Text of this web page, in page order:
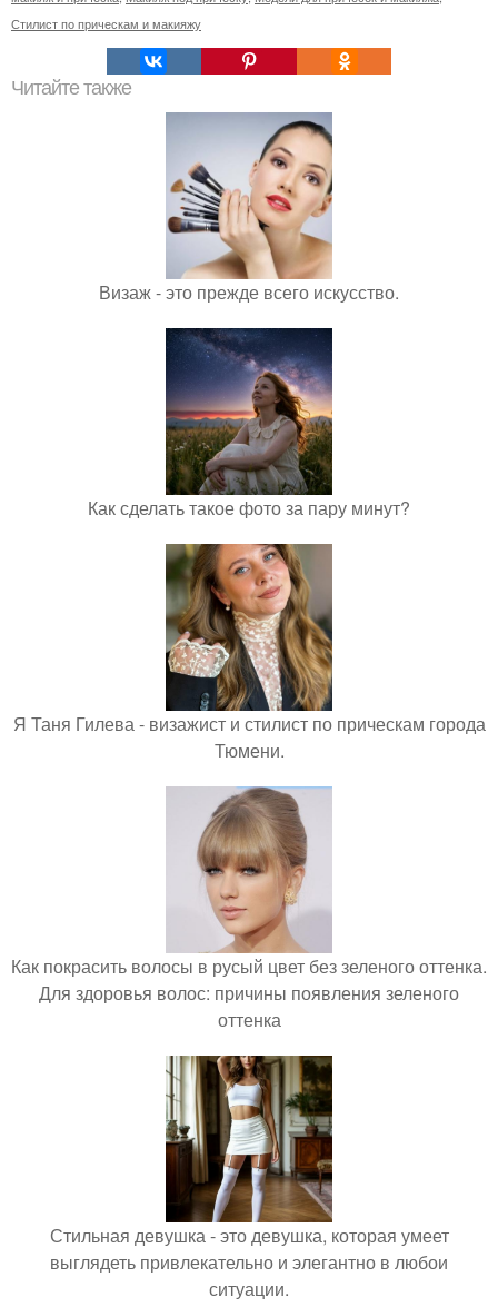
Стилист по прическам и макияжу
Читайте также
Визаж - это прежде всего искусство.
Как сделать такое фото за пару минут?
Я Таня Гилева - визажист и стилист по прическам города
Тюмени.
Как покрасить волосы в русый цвет без зеленого оттенка.
Для здоровья волос: причины появления зеленого
оттенка
Стильная девушка - это девушка, которая умеет
выглядеть привлекательно и элегантно в любои
ситуации.